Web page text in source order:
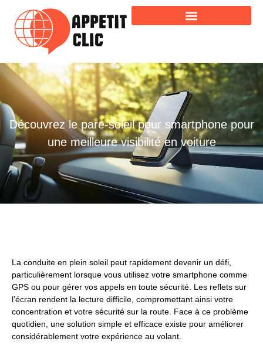
Découvrez le pare-soleil pour smartphone pour
une meilleure visibilité en voiture
La conduite en plein soleil peut rapidement devenir un défi,
particulièrement lorsque vous utilisez votre smartphone comme
GPS ou pour gérer vos appels en toute sécurité. Les reflets sur
l’écran rendent la lecture difficile, compromettant ainsi votre
concentration et votre sécurité sur la route. Face à ce problème
quotidien, une solution simple et efficace existe pour améliorer
considérablement votre expérience au volant.